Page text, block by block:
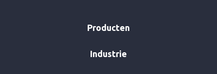
Producten
Industrie